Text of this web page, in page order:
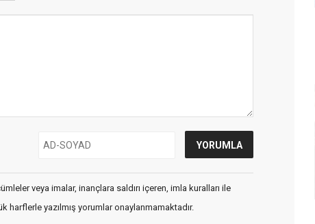
veya imalar, inançlara saldırı içeren, imla kuralları ile
harflerle yazılmış yorumlar onaylanmamaktadır.